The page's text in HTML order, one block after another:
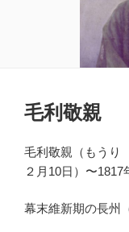
毛利敬親
毛利敬親（もうり
２月10日）〜1817
幕末維新期の長州